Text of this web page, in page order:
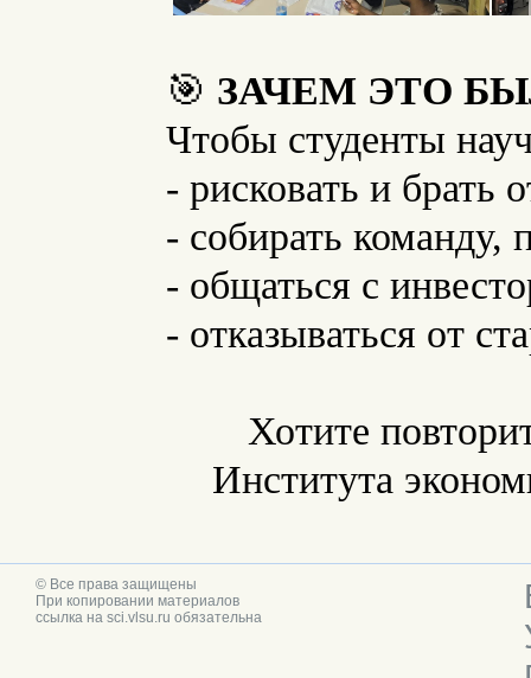
🎯 ЗАЧЕМ ЭТО
Чтобы студенты
- рисковать и брать
- собирать команду,
- общаться с
- отказываться от
Хотите
Института
© Все права защищены
При копировании материалов
ссылка на sci.vlsu.ru обязательна